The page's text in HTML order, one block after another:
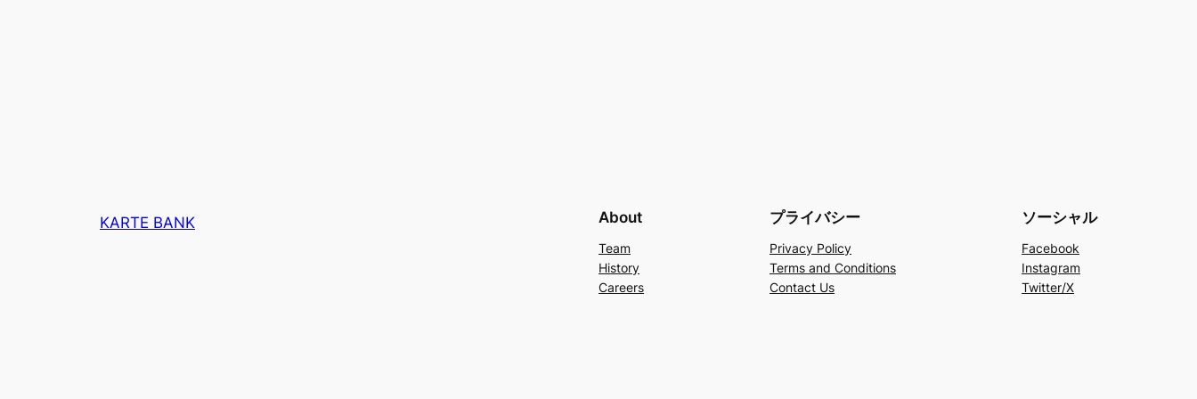
KARTE BANK About
Team
History
Careers
プライバシー
Privacy Policy
Terms and Conditions
Contact Us
ソーシャル
Facebook
Instagram
Twitter/X